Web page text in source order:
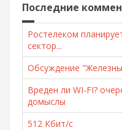
Последние
Ростелеком
сектор...
Обсуждение
Вреден ли WI-FI?
домыслы
512 Кбит/с